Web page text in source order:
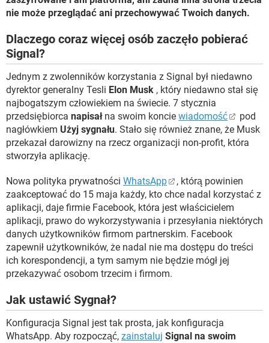
nie może przeglądać ani przechowywać Twoich danych.
Dlaczego coraz więcej osób zaczęło pobierać
Signal?
Jednym z zwolenników korzystania z Signal był niedawno
dyrektor generalny Tesli Elon Musk , który niedawno stał się
najbogatszym człowiekiem na świecie. 7 stycznia
przedsiębiorca napisałna swoim koncie wiadomość
pod
nagłówkiem Użyj sygnału. Stało się również znane, że Musk
przekazał darowizny na rzecz organizacji non-profit, która
stworzyła aplikację.
Nowa polityka prywatności WhatsApp
, którą powinien
zaakceptować do 15 maja każdy, kto chce nadal korzystać z
aplikacji, daje firmie Facebook, która jest właścicielem
aplikacji, prawo do wykorzystywania i przesyłania niektórych
danych użytkowników firmom partnerskim. Facebook
zapewnił użytkowników, że nadal nie ma dostępu do treści
ich korespondencji, a tym samym nie będzie mógł jej
przekazywać osobom trzecim i firmom.
Jak ustawić Sygnał?
Konfiguracja Signal jest tak prosta, jak konfiguracja
WhatsApp. Aby rozpocząć, zainstaluj Signal na swoim